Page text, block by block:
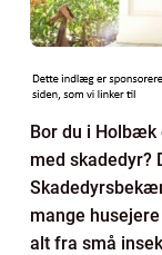
Bor du i Holbæk
med skadedyr?
mange
alt fra små